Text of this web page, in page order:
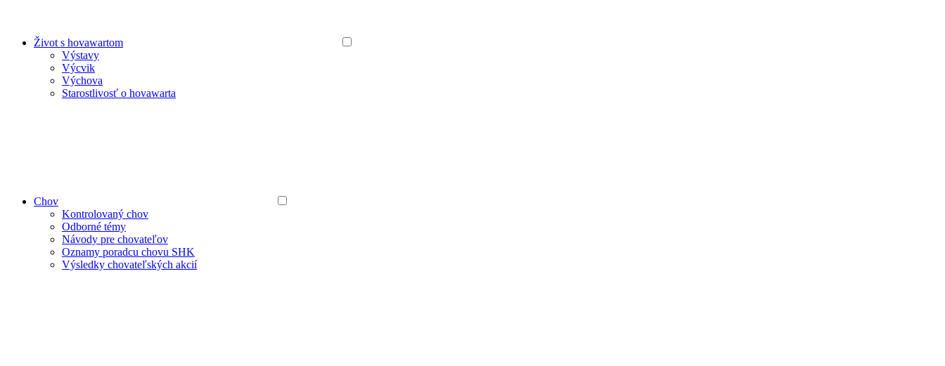
Život s hovawartom
Výstavy
Výcvik
Výchova
Starostlivosť o hovawarta
Chov
Kontrolovaný chov
Odborné témy
Návody pre chovateľov
Oznamy poradcu chovu SHK
Výsledky chovateľských akcií